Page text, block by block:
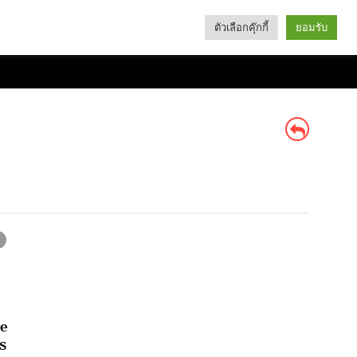
Categories
ตัวเลือกคุ๊กกี้ ยอมรับ